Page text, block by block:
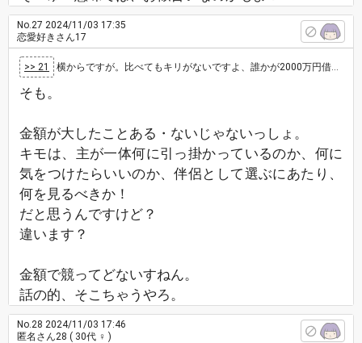
No.27 2024/11/03 17:35
恋愛好きさん17
>> 21 横からですが。比べてもキリがないですよ、誰かが2000万円借金してるからって500万円なら大した事ないとかじゃないでしょう。
そも。
金額が大したことある・ないじゃないっしょ。
キモは、主が一体何に引っ掛かっているのか、何に
気をつけたらいいのか、伴侶として選ぶにあたり、
何を見るべきか！
だと思うんですけど？
違います？
金額で競ってどないすねん。
話の的、そこちゃうやろ。
No.28 2024/11/03 17:46
匿名さん28 ( 30代 ♀ )